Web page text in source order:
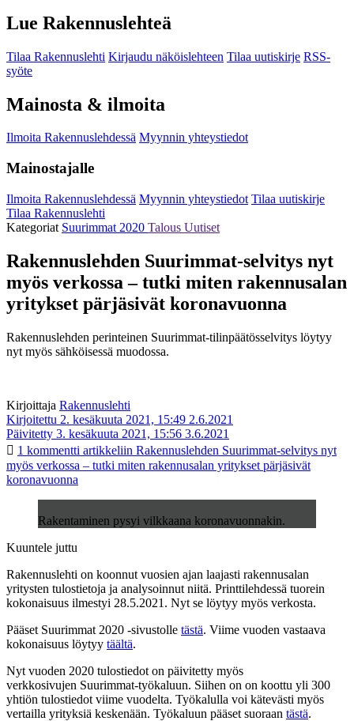
Lue Rakennuslehteä
Tilaa Rakennuslehti Kirjaudu näköislehteen Tilaa uutiskirje RSS-
syöte
Mainosta & ilmoita
Ilmoita Rakennuslehdessä Myynnin yhteystiedot
Mainostajalle
Ilmoita Rakennuslehdessä Myynnin yhteystiedot Tilaa uutiskirje
Tilaa Rakennuslehti
Kategoriat Suurimmat 2020 Talous Uutiset
Rakennuslehden Suurimmat-selvitys nyt
myös verkossa – tutki miten rakennusalan
yritykset pärjäsivät koronavuonna
Rakennuslehden perinteinen Suurimmat-tilinpäätösselvitys löytyy
nyt myös sähköisessä muodossa.
Kirjoittaja Rakennuslehti
Kirjoitettu 2. kesäkuuta 2021, 15:49 2.6.2021
Päivitetty 3. kesäkuuta 2021, 15:56 3.6.2021
1 kommentti artikkeliin Rakennuslehden Suurimmat-selvitys nyt
myös verkossa – tutki miten rakennusalan yritykset pärjäsivät
koronavuonna
Rakentaminen pysyi vilkkaana koronavuonnakin.
Kuuntele juttu
Rakennuslehti on koonnut vuosien ajan laajasti rakennusalan
yritysten tulostietoja ja analysoinnut niitä. Printtilehdessä tuorein
kokonaisuus ilmestyi 28.5.2021. Nyt se löytyy myös verkosta.
Pääset Suurimmat 2020 -sivustolle tästä. Viime vuoden vastaava
kokonaisuus löytyy täältä.
Nyt vuoden 2020 tulostiedot on päivitetty myös
verkkosivujen Suurimmat-työkaluun. Siihen on on koottu yli 300
yhtiön tulostiedot viime vuodelta. Työkalulla voi kätevästi myös
vertailla yrityksiä keskenään. Työkaluun pääset suoraan tästä.